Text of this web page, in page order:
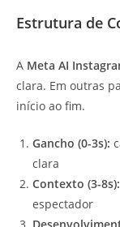
Estrutura de
A Meta AI
clara. Em outras
início ao fim.
Gancho (0-3s):
clara
Contexto (3-8s):
espectador